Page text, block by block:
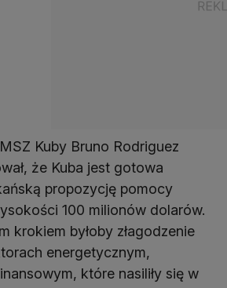
Kuby Bruno Rodriguez
że Kuba jest gotowa
propozycję pomocy
100 milionów dolarów.
krokiem byłoby złagodzenie
energetycznym,
które nasiliły się w